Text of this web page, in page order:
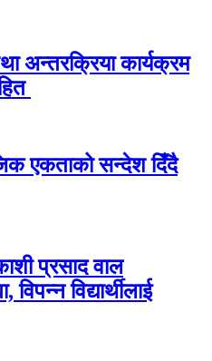
अन्तरक्रिया कार्यक्रम
एकताको सन्देश दिँदै
प्रसाद वाल
विद्यार्थीलाई